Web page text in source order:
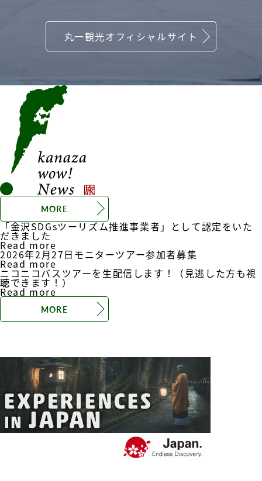
丸一観光オフィシャルサイト
MORE
「金沢SDGsツーリズム推進事業者」として認定をいた
だきました
Read more
2026年2月27日モニターツアー参加者募集
Read more
ニコニコバスツアーを生配信します！（見逃した方も視
聴できます！）
Read more
MORE